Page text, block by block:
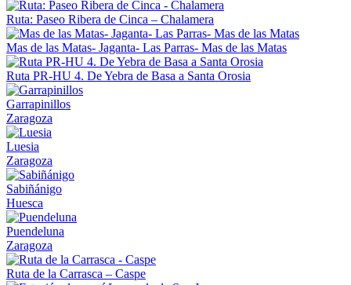
Ruta: Paseo Ribera de Cinca – Chalamera
Mas de las Matas- Jaganta- Las Parras- Mas de las Matas
Ruta PR-HU 4. De Yebra de Basa a Santa Orosia
Garrapinillos
Zaragoza
Luesia
Zaragoza
Sabiñánigo
Huesca
Puendeluna
Zaragoza
Ruta de la Carrasca – Caspe